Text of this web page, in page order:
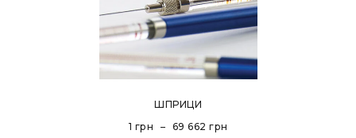
ШПРИЦИ
1 грн – 69 662 грн